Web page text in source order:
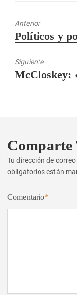
Anterior
Entrada
Políticos y
Siguiente
Entrada
McCloskey:
Comparte
Tu dirección de
obligatorios están
Comentario*